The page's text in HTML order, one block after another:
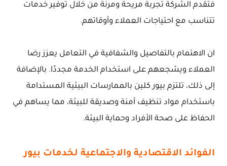
فتقدم الشركة تجربة مريحة ومرنة من خلال توفير خدمات
تتناسب مع احتياجات العملاء وأوقاتهم.
ان الاهتمام بالتفاصيل والشفافية في التعامل يعزز رضا
العملاء ويشجعهم على استخدام الخدمة مجددًا. بالإضافة
إلى ذلك، تلتزم بيور كلين بالممارسات البيئية المستدامة
باستخدام مواد تنظيف آمنة وصديقة للبيئة، مما يساهم في
الحفاظ على صحة الأفراد وحماية البيئة.
الفوائد الاقتصادية والاجتماعية لخدمات بيور